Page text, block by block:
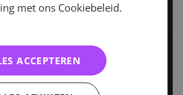
met ons Cookiebeleid.
ACCEPTEREN